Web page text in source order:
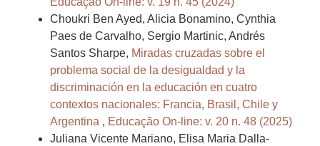
Choukri Ben Ayed, Alicia Bonamino, Cynthia
Paes de Carvalho, Sergio Martinic, Andrés
Santos Sharpe, Miradas cruzadas sobre el
problema social de la desigualdad y la
discriminación en la educación en cuatro
contextos nacionales: Francia, Brasil, Chile y
Argentina , Educação On-line: v. 20 n. 48 (2025)
Juliana Vicente Mariano, Elisa Maria Dalla-